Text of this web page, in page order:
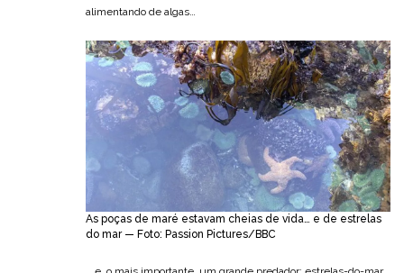
alimentando de algas…
As poças de maré estavam cheias de vida… e de estrelas
do mar — Foto: Passion Pictures/BBC